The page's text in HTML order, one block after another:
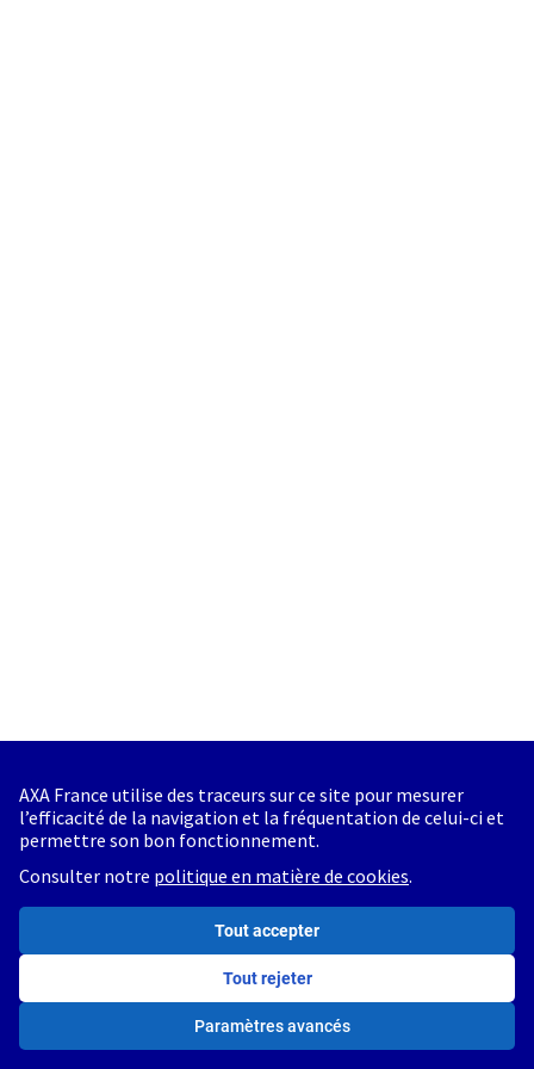
AXA France utilise des traceurs sur ce site pour mesurer
l’efficacité de la navigation et la fréquentation de celui-ci et
permettre son bon fonctionnement.
Consulter notre politique en matière de cookies.
Tout accepter
Tout rejeter
Paramètres avancés